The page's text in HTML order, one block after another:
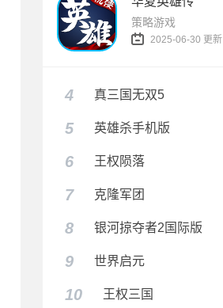
策略游戏
2025-06-30 更新
4 真三国无双5
5 英雄杀手机版
6 王权陨落
7 克隆军团
8 银河掠夺者2国际版
9 世界启元
10 王权三国